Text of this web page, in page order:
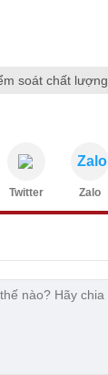
soát chất lượng
Twitter
Zalo
Zalo